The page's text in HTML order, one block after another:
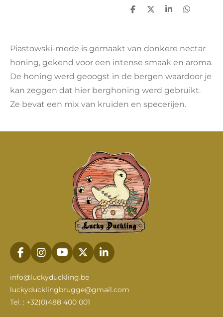
D
D
S
D
Piastowski-mede is gemaakt van donkere nectar
honing, gekend voor een intense smaak en aroma.
De honing werd geoogst in de bergen waardoor je
kan zeggen dat hier berghoning werd gebruikt.
Ze bevat een mix van kruiden en specerijen.
F
a
c
e
b
o
I
n
s
t
a
g
Y
o
u
u
b
X
L
i
e
info@luckyduckling.be
luckyducklingbrugge@gmail.com
Tel. : +32(0)488 400 001